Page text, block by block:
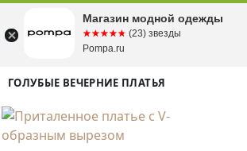
ГОЛУБЫЕ ВЕЧЕРНИЕ ПЛАТЬЯ
Магазин модной одежды
☆☆☆☆☆
★★★★★ (23) звезды
Pompa.ru